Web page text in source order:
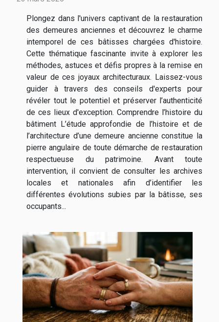
Plongez dans l'univers captivant de la restauration
des demeures anciennes et découvrez le charme
intemporel de ces bâtisses chargées d'histoire.
Cette thématique fascinante invite à explorer les
méthodes, astuces et défis propres à la remise en
valeur de ces joyaux architecturaux. Laissez-vous
guider à travers des conseils d'experts pour
révéler tout le potentiel et préserver l’authenticité
de ces lieux d'exception. Comprendre l’histoire du
bâtiment L’étude approfondie de l’histoire et de
l’architecture d’une demeure ancienne constitue la
pierre angulaire de toute démarche de restauration
respectueuse du patrimoine. Avant toute
intervention, il convient de consulter les archives
locales et nationales afin d’identifier les
différentes évolutions subies par la bâtisse, ses
occupants...